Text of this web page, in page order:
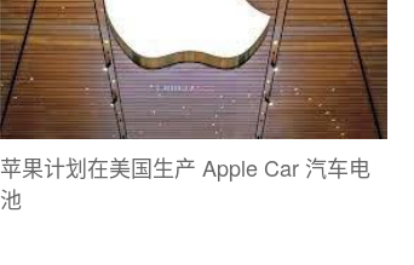
苹果计划在美国生产 Apple Car 汽车电
池